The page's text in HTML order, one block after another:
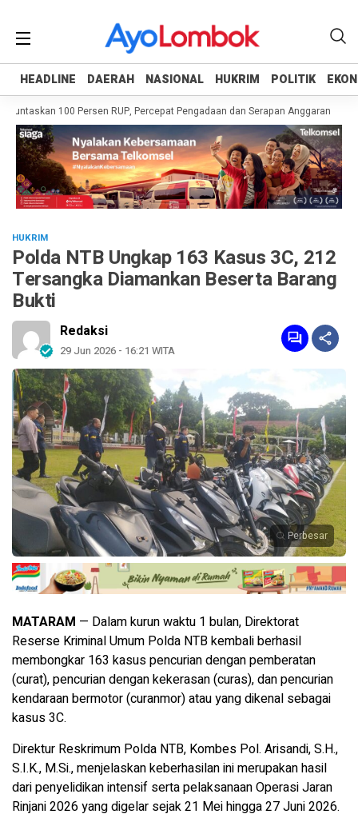
HEADLINE DAERAH NASIONAL HUKRIM POLITIK
HEADLINE DAERAH NASIONAL HUKRIM POLITIK
100 Persen RUP, Percepat Pengadaan dan Serapan Anggaran
HUKRIM
Polda NTB Ungkap 163 Kasus 3C, 212
Tersangka Diamankan Beserta Barang
Bukti
Redaksi
29 Jun 2026 - 16:21 WITA
Perbesar
MATARAM — Dalam kurun waktu 1 bulan, Direktorat
Reserse Kriminal Umum Polda NTB kembali berhasil
membongkar 163 kasus pencurian dengan pemberatan
(curat), pencurian dengan kekerasan (curas), dan pencurian
kendaraan bermotor (curanmor) atau yang dikenal sebagai
kasus 3C.
Direktur Reskrimum Polda NTB, Kombes Pol. Arisandi, S.H.,
S.I.K., M.Si., menjelaskan keberhasilan ini merupakan hasil
dari penyelidikan intensif serta pelaksanaan Operasi Jaran
Rinjani 2026 yang digelar sejak 21 Mei hingga 27 Juni 2026.